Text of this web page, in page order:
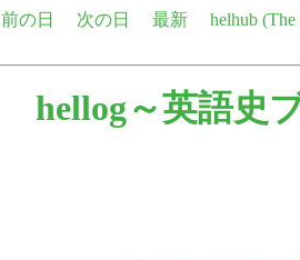
前の日 次の日 最新
helhub
hellog～英語史